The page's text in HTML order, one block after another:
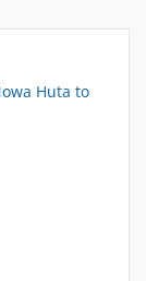
Huta to